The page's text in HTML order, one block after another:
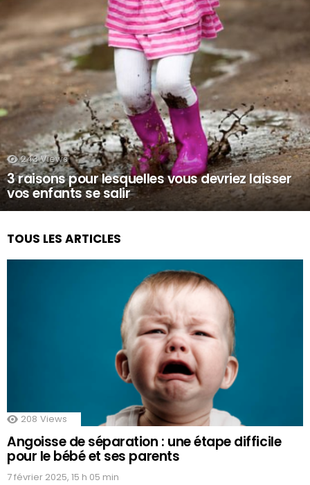
243 Views
3 raisons pour lesquelles vous devriez laisser
vos enfants se salir
TOUS LES ARTICLES
208 Views
Angoisse de séparation : une étape difficile
pour le bébé et ses parents
7 février 2025, 15 h 05 min